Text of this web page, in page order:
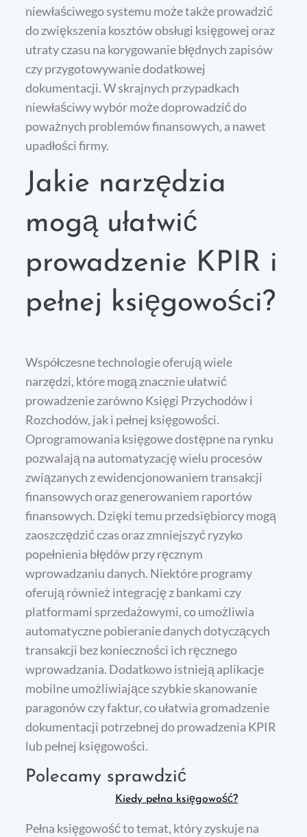
niewłaściwego systemu może także prowadzić
do zwiększenia kosztów obsługi księgowej oraz
utraty czasu na korygowanie błędnych zapisów
czy przygotowywanie dodatkowej
dokumentacji. W skrajnych przypadkach
niewłaściwy wybór może doprowadzić do
poważnych problemów finansowych, a nawet
upadłości firmy.
Jakie narzędzia
mogą ułatwić
prowadzenie KPIR i
pełnej księgowości?
Współczesne technologie oferują wiele
narzędzi, które mogą znacznie ułatwić
prowadzenie zarówno Księgi Przychodów i
Rozchodów, jak i pełnej księgowości.
Oprogramowania księgowe dostępne na rynku
pozwalają na automatyzację wielu procesów
związanych z ewidencjonowaniem transakcji
finansowych oraz generowaniem raportów
finansowych. Dzięki temu przedsiębiorcy mogą
zaoszczędzić czas oraz zmniejszyć ryzyko
popełnienia błędów przy ręcznym
wprowadzaniu danych. Niektóre programy
oferują również integrację z bankami czy
platformami sprzedażowymi, co umożliwia
automatyczne pobieranie danych dotyczących
transakcji bez konieczności ich ręcznego
wprowadzania. Dodatkowo istnieją aplikacje
mobilne umożliwiające szybkie skanowanie
paragonów czy faktur, co ułatwia gromadzenie
dokumentacji potrzebnej do prowadzenia KPIR
lub pełnej księgowości.
Polecamy sprawdzić
Kiedy pełna księgowość?
Pełna księgowość to temat, który zyskuje na